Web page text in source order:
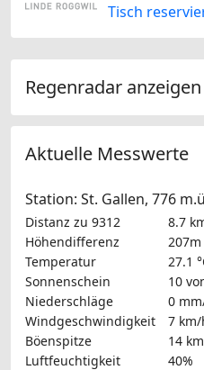
Tisch
Regenradar anzeigen
Aktuelle Messwerte
Station: St. Gallen, 776
Distanz zu 9312
8.7
Höhendifferenz
Temperatur
27.1
Sonnenschein
10
Niederschläge
0
Windgeschwindigkeit
7 km/
Böenspitze
14
Luftfeuchtigkeit
40%